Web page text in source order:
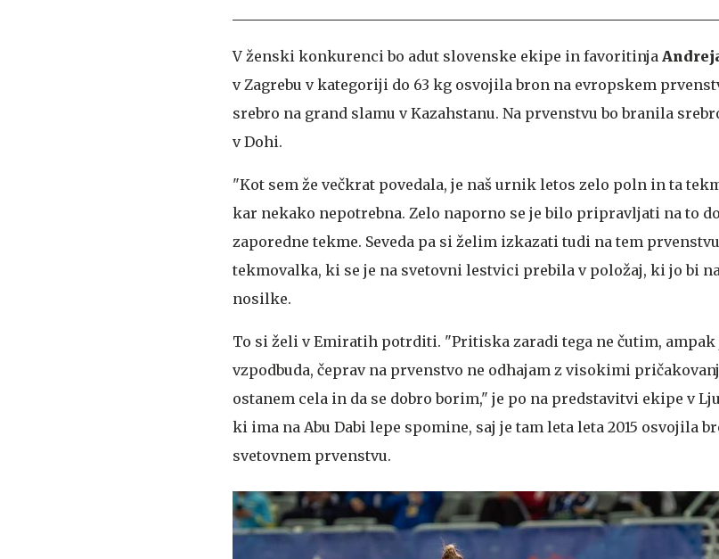
V ženski konkurenci bo adut slovenske ekipe in favoritinja
v Zagrebu v kategoriji do 63 kg osvojila bron na evropskem
srebro na grand slamu v Kazahstanu. Na prvenstvu bo branila
v Dohi.
"Kot sem že večkrat povedala, je naš urnik letos zelo poln in ta
kar nekako nepotrebna. Zelo naporno se je bilo pripravljati na to
zaporedne tekme. Seveda pa si želim izkazati tudi na tem
tekmovalka, ki se je na svetovni lestvici prebila v položaj, ki jo bi
nosilke.
To si želi v Emiratih potrditi. "Pritiska zaradi tega ne čutim, ampak
vzpodbuda, čeprav na prvenstvo ne odhajam z visokimi
ostanem cela in da se dobro borim," je po na predstavitvi ekipe v
ki ima na Abu Dabi lepe spomine, saj je tam leta leta 2015 osvojila
svetovnem prvenstvu.